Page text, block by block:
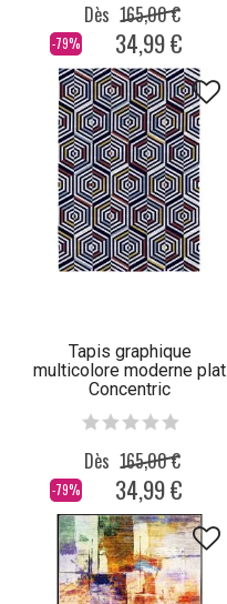
-79%
Dès 165,00 €
34,99 €
Tapis graphique
multicolore moderne plat
Concentric
-79%
Dès 165,00 €
34,99 €